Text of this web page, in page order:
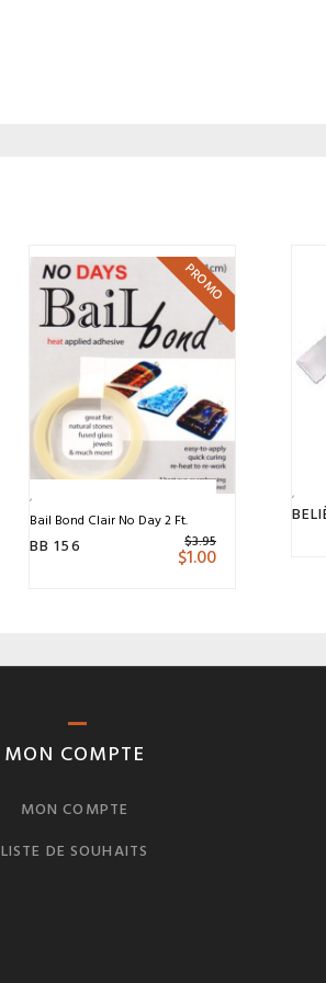
PROMO
Bail Bond Clair No Day 2 Ft.
BB 156 $3.95
$1.00
MON COMPTE
MON COMPTE
LISTE DE SOUHAITS